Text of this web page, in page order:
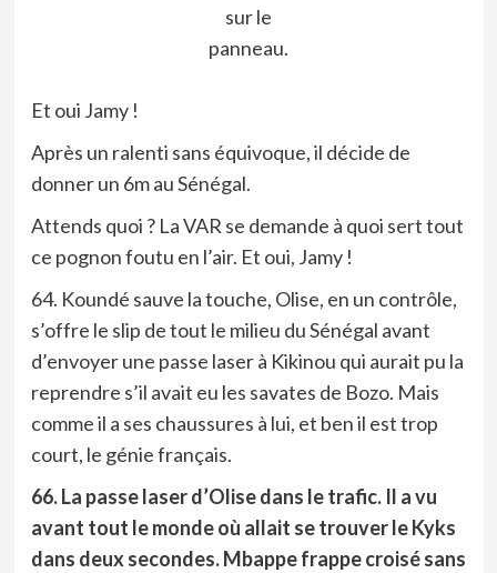
sur le
panneau.
Et oui Jamy !
Après un ralenti sans équivoque, il décide de
donner un 6m au Sénégal.
Attends quoi ? La VAR se demande à quoi sert tout
ce pognon foutu en l’air. Et oui, Jamy !
64. Koundé sauve la touche, Olise, en un contrôle,
s’offre le slip de tout le milieu du Sénégal avant
d’envoyer une passe laser à Kikinou qui aurait pu la
reprendre s’il avait eu les savates de Bozo. Mais
comme il a ses chaussures à lui, et ben il est trop
court, le génie français.
66. La passe laser d’Olise dans le trafic. Il a vu
avant tout le monde où allait se trouver le Kyks
dans deux secondes. Mbappe frappe croisé sans